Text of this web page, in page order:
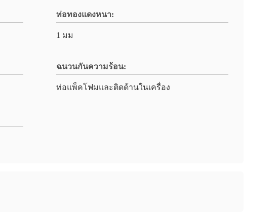
ท่อทองแดงหนา:
1 มม
ฉนวนกันความร้อน:
ท่อแพ็คโฟมและติดด้านในเครื่อง